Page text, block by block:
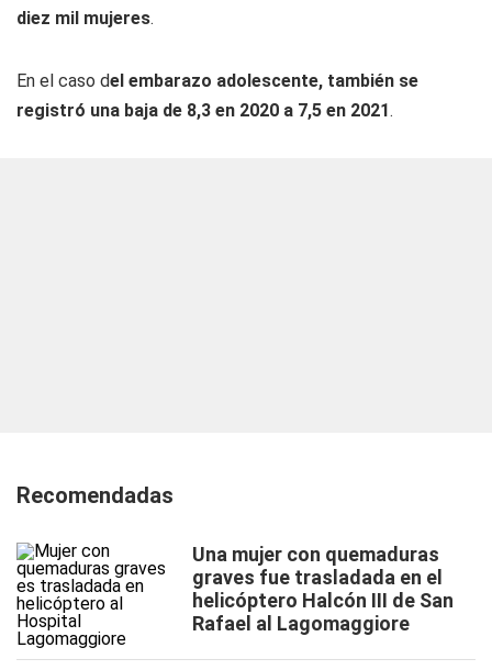
diez mil mujeres.
En el caso del embarazo adolescente, también se
registró una baja de 8,3 en 2020 a 7,5 en 2021.
Recomendadas
Una mujer con quemaduras
graves fue trasladada en el
helicóptero Halcón III de San
Rafael al Lagomaggiore